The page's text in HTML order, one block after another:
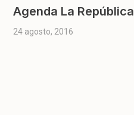
Agenda La República
24 agosto, 2016